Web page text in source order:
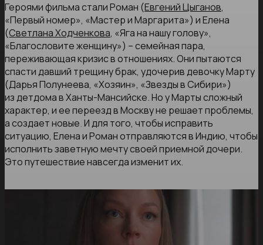
Героями фильма стали Роман (Евгений Цыганов,
«Первый номер», «Мастер и Маргарита») и Елена
(Светлана Ходченкова, «Яга на нашу голову»,
«Благословите женщину») – семейная пара,
переживающая кризис в отношениях. Они пытаются
спасти давший трещину брак, удочерив девочку Марту
(Дарья Полунеева, «Хозяин», «Звезды в Сибири»)
из детдома в Ханты-Мансийске. Но у Марты сложный
характер, и ее переезд в Москву не решает проблемы,
а создает новые. И для того, чтобы исправить
ситуацию, Елена и Роман отправляются в Индию, чтобы
исполнить заветную мечту своей приемной дочери.
Это путешествие навсегда изменит их.